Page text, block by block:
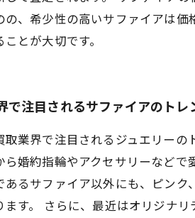
の、希少性の高いサファイアは
とが大切です。
で注目されるサファイアのトレ
取業界で注目されるジュエリー
ら婚約指輪やアクセサリーなど
あるサファイア以外にも、ピン
ます。 さらに、最近はオリジナ